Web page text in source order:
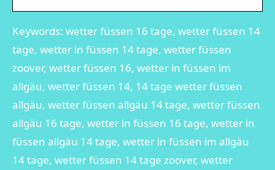
Keywords: wetter füssen 16 tage, wetter füssen 14
tage, wetter in füssen 14 tage, wetter füssen
zoover, wetter füssen 16, wetter in füssen im
allgäu, wetter füssen 14, 14 tage wetter füssen
allgäu, wetter füssen allgäu 14 tage, wetter füssen
allgäu 16 tage, wetter in füssen 16 tage, wetter in
füssen allgäu 14 tage, wetter in füssen im allgäu
14 tage, wetter füssen 14 tage zoover, wetter